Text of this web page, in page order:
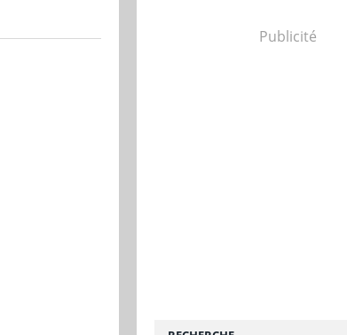
Publicité